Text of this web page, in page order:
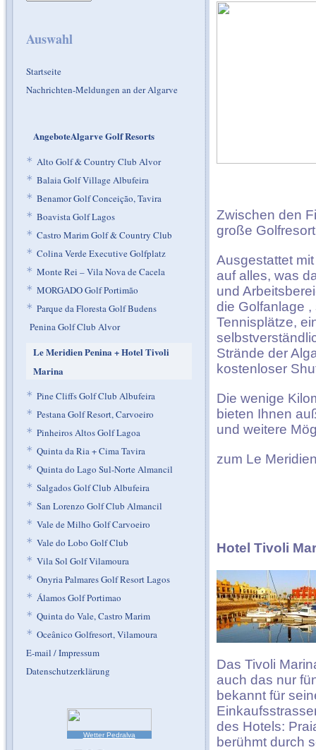
Auswahl
Startseite
Nachrichten-Meldungen an der Algarve
AngeboteAlgarve Golf Resorts
* Alto Golf & Country Club Alvor
* Balaia Golf Village Albufeira
* Benamor Golf Conceição, Tavira
* Boavista Golf Lagos
* Castro Marim Golf & Country Club
* Colina Verde Executive Golfplatz
* Monte Rei – Vila Nova de Cacela
* MORGADO Golf Portimão
* Parque da Floresta Golf Budens
Penina Golf Club Alvor
Le Meridien Penina + Hotel Tivoli
Marina
* Pine Cliffs Golf Club Albufeira
* Pestana Golf Resort, Carvoeiro
* Pinheiros Altos Golf Lagoa
* Quinta da Ria + Cima Tavira
* Quinta do Lago Sul-Norte Almancil
* Salgados Golf Club Albufeira
* San Lorenzo Golf Club Almancil
* Vale de Milho Golf Carvoeiro
* Vale do Lobo Golf Club
* Vila Sol Golf Vilamoura
* Onyria Palmares Golf Resort Lagos
* Álamos Golf Portimao
* Quinta do Vale, Castro Marim
* Oceânico Golfresort, Vilamoura
E-mail / Impressum
Datenschutzerklärung
Wetter Pedralva
Zwischen den
große
Ausgestattet
auf alles, was
und
die Golfanlage
Tennisplätze,
Strände der
kostenloser
Die wenige
bieten Ihnen
und weitere
zum Le
Hotel Tivoli
Das Tivoli
auch das nur
bekannt für
des Hotels:
berühmt durch